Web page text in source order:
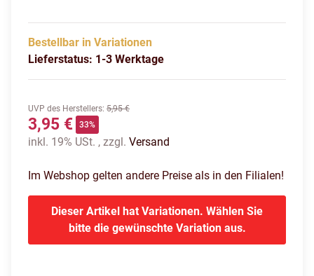
Bestellbar in Variationen
Lieferstatus: 1-3 Werktage
UVP des Herstellers: 5,95 €
3,95 € 33%
inkl. 19% USt. , zzgl. Versand
Im Webshop gelten andere Preise als in den Filialen!
Dieser Artikel hat Variationen. Wählen Sie
bitte die gewünschte Variation aus.